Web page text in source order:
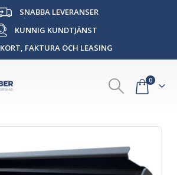
SNABBA LEVERANSER
KUNNIG KUNDTJÄNST
KORT, FAKTURA OCH LEASING
0